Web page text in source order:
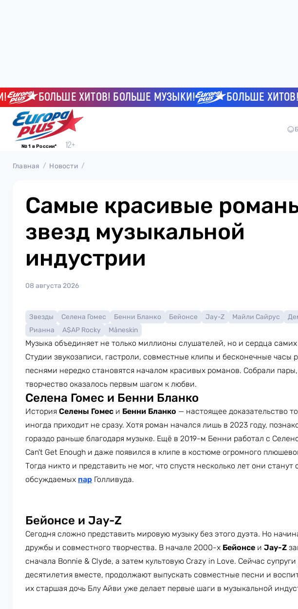
БОЛЬШЕ ХИТОВ! БОЛЬШЕ МУЗЫКИ! БОЛЬШЕ ХИТОВ!
№ 1 в России*
Главная Новости
Самые красивые
звезд музыкальной
индустрии
08 августа 2026
Звезды Селена Гомес Бенни Бланко Бейонсе Jay-Z Майли Сайрус
Рианна
A$AP Rocky Måneskin
Музыка объединяет не только миллионы слушателей, но и сердца самих
Студии звукозаписи, гастроли, совместные клипы и бесконечные часы
песнями нередко становятся началом красивых романов. Собрали
творчество оказалось первым шагом к любви.
Селена Гомес и Бенни Бланко
История Селены Гомес и Бенни Бланко — настоящее доказательство
иногда приходит не сразу. Хотя роман начался лишь в 2023 году,
гораздо раньше благодаря музыке. Ещё в 2019-м Бенни работал с
Can't Get Enough и даже появился в клипе в костюме огромного
Тогда никто и представить не мог, что спустя несколько лет они
обсуждаемых пар Голливуда.
Бейонсе и Jay-Z
Сегодня сложно представить мировую музыку без этого дуэта. Но
дружбы и совместного творчества. В начале 2000-х Бейонсе и Jay-Z
сначала Bonnie & Clyde, а затем культовую Crazy in Love. Сейчас
десятилетия вместе, продолжают выпускать совместные песни и
их старшая дочь Блу Айви уже делает первые шаги в музыкальной